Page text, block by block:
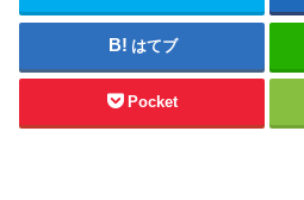
はてブ
Pocket